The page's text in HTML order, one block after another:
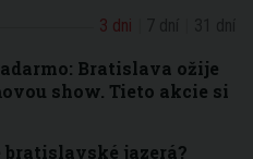
3 dni
Bratislava ožije
show. Tieto akcie si
jazerá?